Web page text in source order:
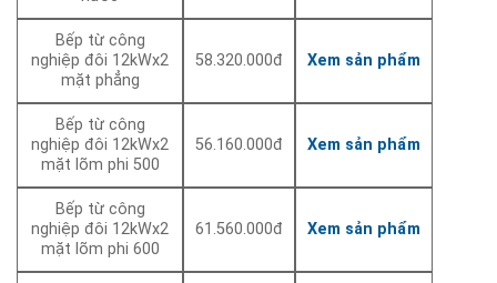
Bếp từ công
nghiệp đôi 12kWx2
mặt phẳng
58.320.000đ Xem sản phẩm
Bếp từ công
nghiệp đôi 12kWx2
mặt lõm phi 500
56.160.000đ Xem sản phẩm
Bếp từ công
nghiệp đôi 12kWx2
mặt lõm phi 600
61.560.000đ Xem sản phẩm